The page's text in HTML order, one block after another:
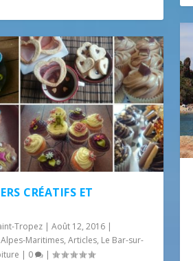
CRÉATIFS ET
Tropez |Août 12, 2016 |
Alpes-Maritimes,Articles, Le Bar-sur-
| 0 |